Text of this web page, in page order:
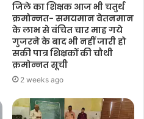
जिले का शिक्षक आज भी चतुर्थ
क्रमोन्नत- समयमान वेतनमान
के लाभ से वंचित चार माह गये
गुजरने के बाद भी नहीं जारी हो
सकी पात्र शिक्षकों की चौथी
क्रमोन्नत सूची
2 weeks ago